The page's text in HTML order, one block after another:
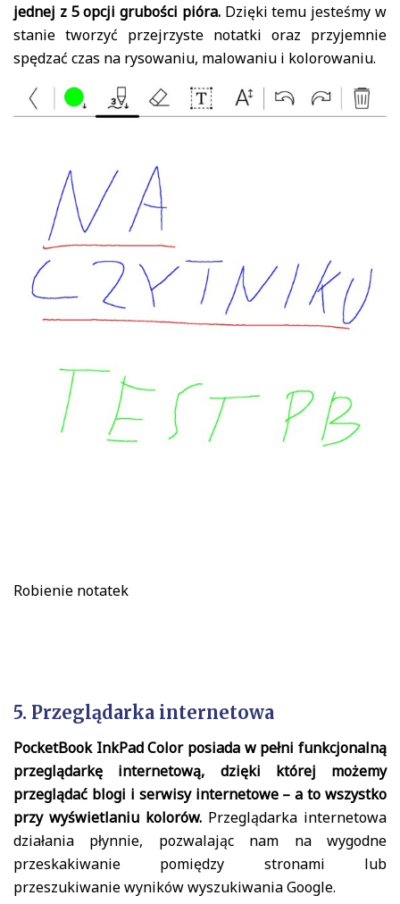
jednej z 5 opcji grubości pióra.Dzięki temu jesteśmy w
stanie tworzyć przejrzyste notatki oraz przyjemnie
spędzać czas na rysowaniu, malowaniu i kolorowaniu.
Robienie notatek
5. Przeglądarka internetowa
PocketBook InkPad Color posiada w pełni funkcjonalną
przeglądarkę internetową, dzięki której możemy
przeglądać blogi i serwisy internetowe – a to wszystko
przy wyświetlaniu kolorów. Przeglądarka internetowa
działania płynnie, pozwalając nam na wygodne
przeskakiwanie pomiędzy stronami lub
przeszukiwanie wyników wyszukiwania Google.